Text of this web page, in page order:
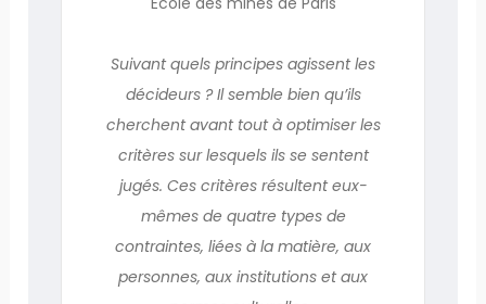
Suivant quels principes agissent les
décideurs ? Il semble bien qu’ils
cherchent avant tout à optimiser les
critères sur lesquels ils se sentent
jugés. Ces critères résultent eux-
mêmes de quatre types de
contraintes, liées à la matière, aux
personnes, aux institutions et aux